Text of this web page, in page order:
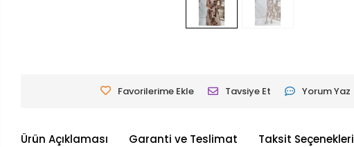
Favorilerime Ekle Tavsiye Et Yorum Yaz
Ürün Açıklaması Garanti ve Teslimat Taksit Seçenekleri